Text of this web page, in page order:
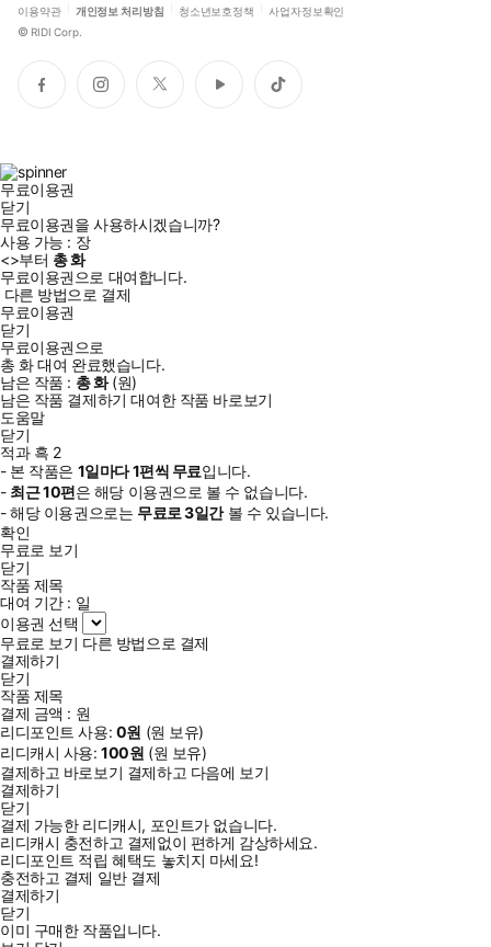
이용약관 개인정보 처리방침 청소년보호정책 사업자정보확인
© RIDI Corp.
페
이
인
스
트
위
유
튜
틱
톡
무료이용권
닫기
무료이용권을 사용하시겠습니까?
사용 가능 : 장
<>부터 총화
무료이용권으로 대여합니다.
다른 방법으로 결제
무료이용권
닫기
무료이용권으로
총 화대여 완료했습니다.
남은 작품 : 총화(원)
남은 작품 결제하기 대여한 작품 바로보기
도움말
닫기
적과 흑 2
- 본 작품은 1일마다1편씩 무료입니다.
- 최근10편은 해당 이용권으로 볼 수 없습니다.
- 해당 이용권으로는 무료로3일간볼 수 있습니다.
확인
무료로 보기
닫기
작품 제목
대여 기간 : 일
이용권 선택
무료로 보기 다른 방법으로 결제
결제하기
닫기
작품 제목
결제 금액 : 원
리디포인트 사용: 0원 (원 보유)
리디캐시 사용:100원 (원 보유)
결제하고 바로보기 결제하고 다음에 보기
결제하기
닫기
결제 가능한 리디캐시, 포인트가 없습니다.
리디캐시 충전하고 결제없이 편하게 감상하세요.
리디포인트 적립 혜택도 놓치지 마세요!
충전하고 결제 일반 결제
결제하기
닫기
이미 구매한 작품입니다.